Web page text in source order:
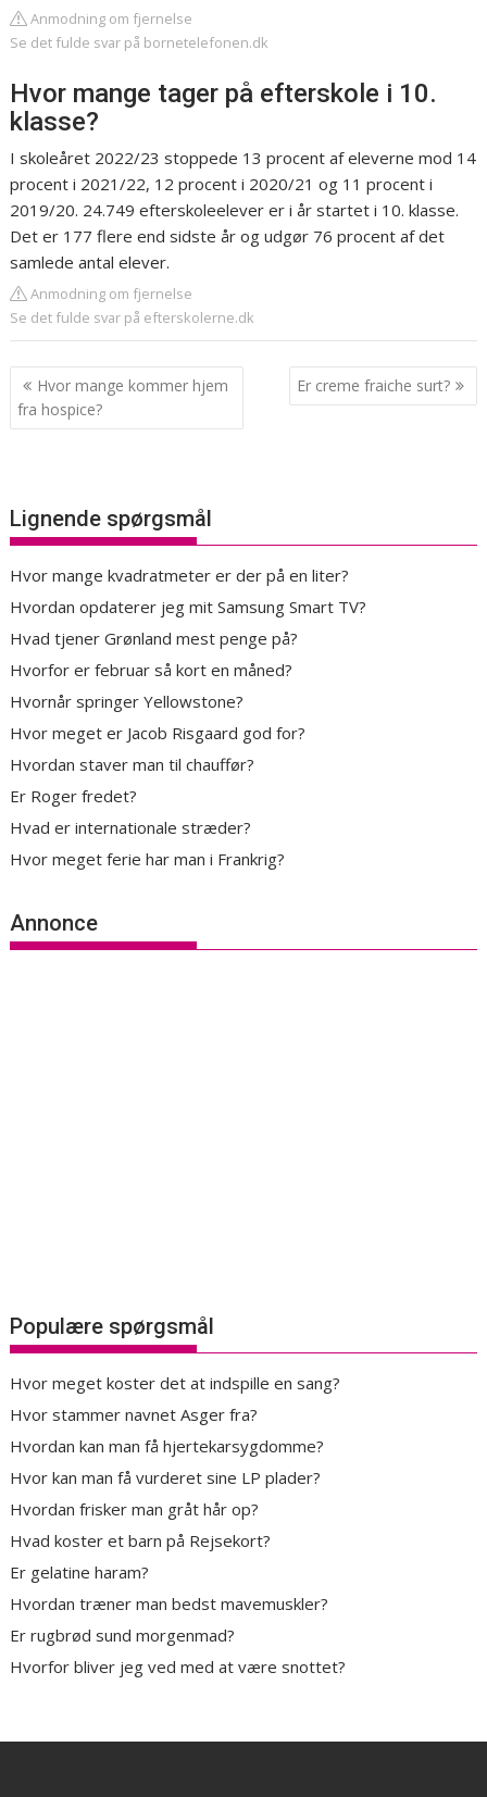
Anmodning om fjernelse
Se det fulde svar på bornetelefonen.dk
Hvor mange tager på efterskole i 10.
klasse?
I skoleåret 2022/23 stoppede 13 procent af eleverne mod 14
procent i 2021/22, 12 procent i 2020/21 og 11 procent i
2019/20. 24.749 efterskoleelever er i år startet i 10. klasse.
Det er 177 flere end sidste år og udgør 76 procent af det
samlede antal elever.
Anmodning om fjernelse
Se det fulde svar på efterskolerne.dk
Indlægsnavigation
Hvor mange kommer hjem
fra hospice?
Er creme fraiche surt?
Lignende spørgsmål
Hvor mange kvadratmeter er der på en liter?
Hvordan opdaterer jeg mit Samsung Smart TV?
Hvad tjener Grønland mest penge på?
Hvorfor er februar så kort en måned?
Hvornår springer Yellowstone?
Hvor meget er Jacob Risgaard god for?
Hvordan staver man til chauffør?
Er Roger fredet?
Hvad er internationale stræder?
Hvor meget ferie har man i Frankrig?
Annonce
Populære spørgsmål
Hvor meget koster det at indspille en sang?
Hvor stammer navnet Asger fra?
Hvordan kan man få hjertekarsygdomme?
Hvor kan man få vurderet sine LP plader?
Hvordan frisker man gråt hår op?
Hvad koster et barn på Rejsekort?
Er gelatine haram?
Hvordan træner man bedst mavemuskler?
Er rugbrød sund morgenmad?
Hvorfor bliver jeg ved med at være snottet?